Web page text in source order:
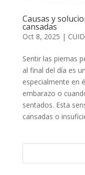
Causas y
cansadas
Oct 8, 2025 |
Sentir las piernas
al final del día es
especialmente en
embarazo o
sentados. Esta
cansadas o